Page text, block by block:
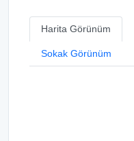
Harita Görünüm
Sokak Görünüm